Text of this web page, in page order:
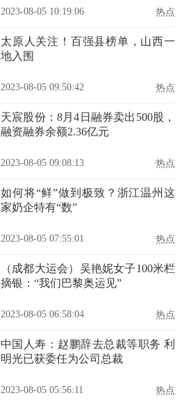
2023-08-05 10:19:06 热点
太原人关注！百强县榜单，山西一
地入围
2023-08-05 09:50:42 热点
天宸股份：8月4日融券卖出500股，
融资融券余额2.36亿元
2023-08-05 09:08:13 热点
如何将“鲜”做到极致？浙江温州这
家奶企特有“数”
2023-08-05 07:55:01 热点
（成都大运会）吴艳妮女子100米栏
摘银：“我们巴黎奥运见”
2023-08-05 06:58:04 热点
中国人寿：赵鹏辞去总裁等职务 利
明光已获委任为公司总裁
2023-08-05 05:56:11 热点